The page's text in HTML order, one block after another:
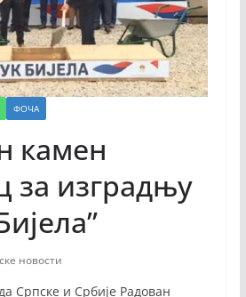
ФОЧА
камен
за изградњу
новости
Српске и Србије Радован